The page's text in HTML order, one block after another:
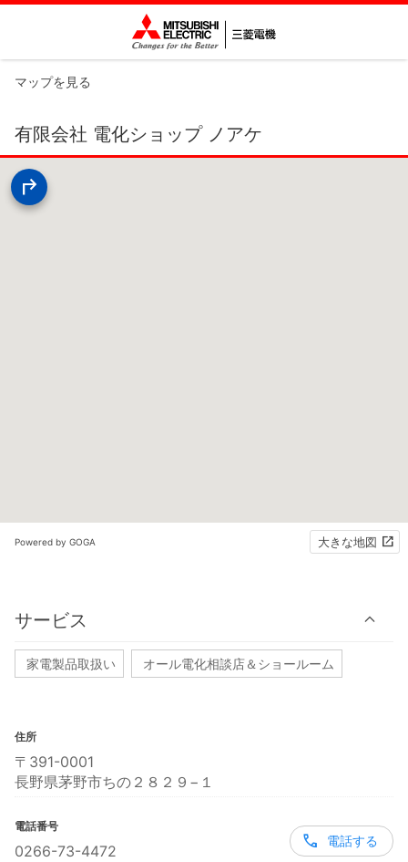
マップを見る
有限会社 電化ショップ ノアケ
Powered by GOGA 大きな地図
サービス
家電製品取扱い オール電化相談店＆ショールーム
住所
〒391-0001
長野県茅野市ちの２８２９−１
電話番号
0266-73-4472
電話する